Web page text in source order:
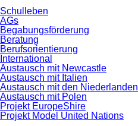
Schulleben
AGs
Begabungsförderung
Beratung
Berufsorientierung
International
Austausch mit Newcastle
Austausch mit Italien
Austausch mit den Niederlanden
Austausch mit Polen
Projekt EuropeShire
Projekt Model United Nations